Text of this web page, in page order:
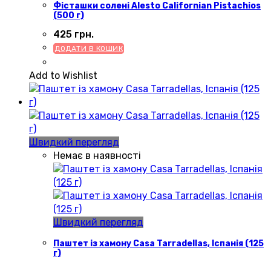
Фісташки солені Alesto Californian Pistachios
(500 г)
425 грн.
ДОДАТИ В КОШИК
Add to Wishlist
Швидкий перегляд
Немає в наявності
Швидкий перегляд
Паштет із хамону Casa Tarradellas, Іспанія (125
г)